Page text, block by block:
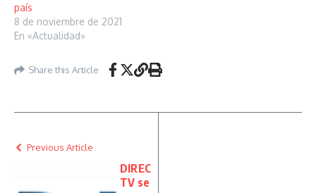
país
8 de noviembre de 2021
En «Actualidad»
Share this Article
Previous Article
DIREC
TV se